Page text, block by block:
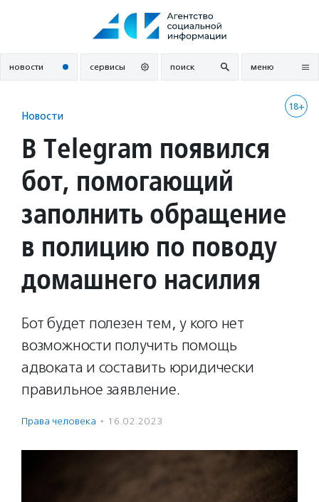
новости сервисы поиск меню
18+
Новости
В Telegram появился
бот, помогающий
заполнить обращение
в полицию по поводу
домашнего насилия
Бот будет полезен тем, у кого нет
возможности получить помощь
адвоката и составить юридически
правильное заявление.
Права человека · 16.02.2023